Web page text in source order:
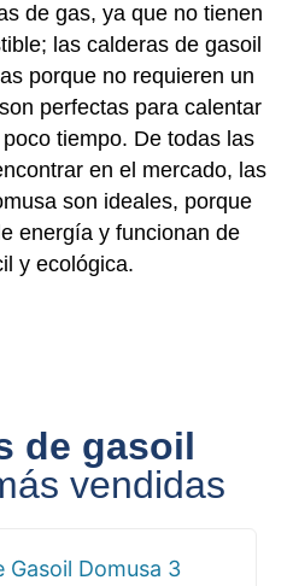
de gas, ya que no tienen
las calderas de gasoil
porque no requieren un
perfectas para calentar
tiempo. De todas las
en el mercado, las
son ideales, porque
energía y funcionan de
y ecológica.
de gasoil
vendidas